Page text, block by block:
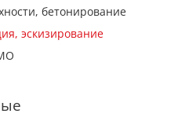
бетонирование
эскизирование